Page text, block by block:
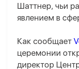
Шаттнер, чьи
явлением в
Как сообщает
церемонии
директор